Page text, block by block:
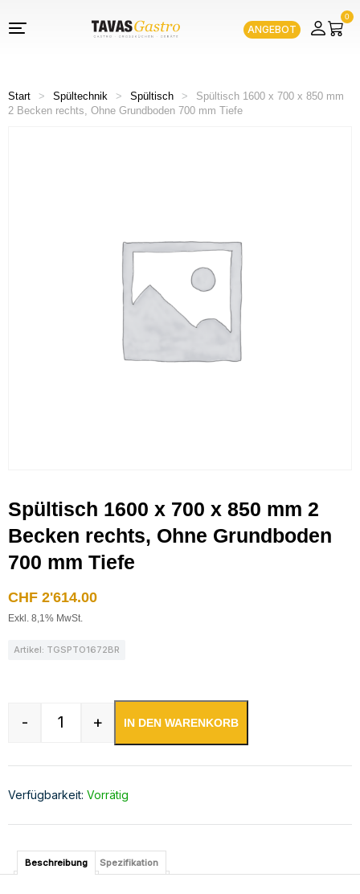
ANGEBOT
0
Start > Spültechnik > Spültisch >
Spültisch 1600 x 700 x 850 mm
2 Becken rechts, Ohne Grundboden 700 mm Tiefe
Spültisch 1600 x 700 x 850 mm 2
Becken rechts, Ohne Grundboden
700 mm Tiefe
CHF 2'614.00
Exkl. 8,1% MwSt.
Artikel: TGSPTO1672BR
Spültisch 1600 x 700 x 850 mm 2 Becken
- + IN DEN WARENKORB
Verfügbarkeit: Vorrätig
Beschreibung Spezifikation